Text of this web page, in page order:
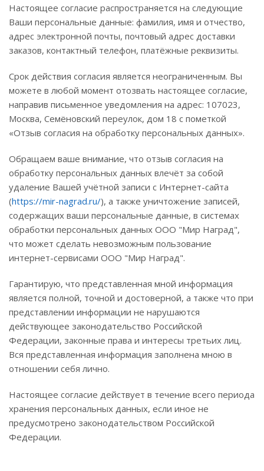
Настоящее согласие распространяется на следующие
Ваши персональные данные: фамилия, имя и отчество,
адрес электронной почты, почтовый адрес доставки
заказов, контактный телефон, платёжные реквизиты.
Срок действия согласия является неограниченным. Вы
можете в любой момент отозвать настоящее согласие,
направив письменное уведомления на адрес: 107023,
Москва, Семёновский переулок, дом 18 с пометкой
«Отзыв согласия на обработку персональных данных».
Обращаем ваше внимание, что отзыв согласия на
обработку персональных данных влечёт за собой
удаление Вашей учётной записи с Интернет-сайта
(https://mir-nagrad.ru/), а также уничтожение записей,
содержащих ваши персональные данные, в системах
обработки персональных данных ООО "Мир Наград",
что может сделать невозможным пользование
интернет-сервисами ООО "Мир Наград".
Гарантирую, что представленная мной информация
является полной, точной и достоверной, а также что при
представлении информации не нарушаются
действующее законодательство Российской
Федерации, законные права и интересы третьих лиц.
Вся представленная информация заполнена мною в
отношении себя лично.
Настоящее согласие действует в течение всего периода
хранения персональных данных, если иное не
предусмотрено законодательством Российской
Федерации.